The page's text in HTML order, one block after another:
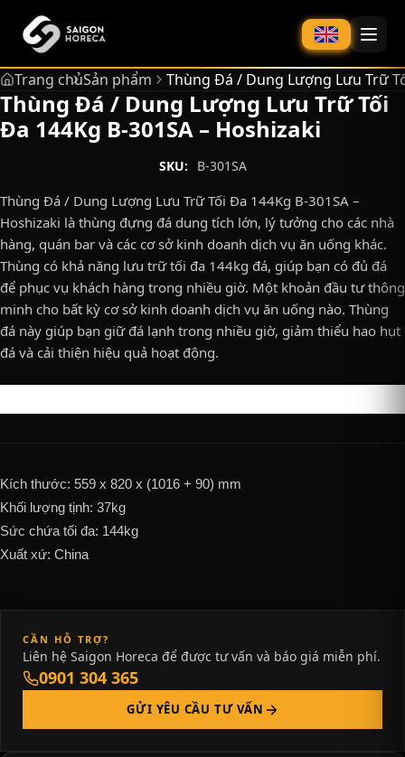
chính
Trang chủSản phẩm Thùng Đá / Dung Lượng Lưu Trữ
Thùng Đá / Dung Lượng Lưu Trữ Tối
Đa 144Kg B-301SA – Hoshizaki
SKU: B-301SA
Thùng Đá / Dung Lượng Lưu Trữ Tối Đa 144Kg B-301SA –
Hoshizaki là thùng đựng đá dung tích lớn, lý tưởng cho các nhà
hàng, quán bar và các cơ sở kinh doanh dịch vụ ăn uống khác.
Thùng có khả năng lưu trữ tối đa 144kg đá, giúp bạn có đủ đá
để phục vụ khách hàng trong nhiều giờ. Một khoản đầu tư thông
minh cho bất kỳ cơ sở kinh doanh dịch vụ ăn uống nào. Thùng
đá này giúp bạn giữ đá lạnh trong nhiều giờ, giảm thiểu hao hụt
đá và cải thiện hiệu quả hoạt động.
Kích thước: 559 x 820 x (1016 + 90) mm
Khối lượng tịnh: 37kg
Sức chứa tối đa: 144kg
Xuất xứ: China
CẦN HỖ TRỢ?
Liên hệ Saigon Horeca để được tư vấn và báo giá miễn phí.
0901 304 365
GỬI YÊU CẦU TƯ VẤN